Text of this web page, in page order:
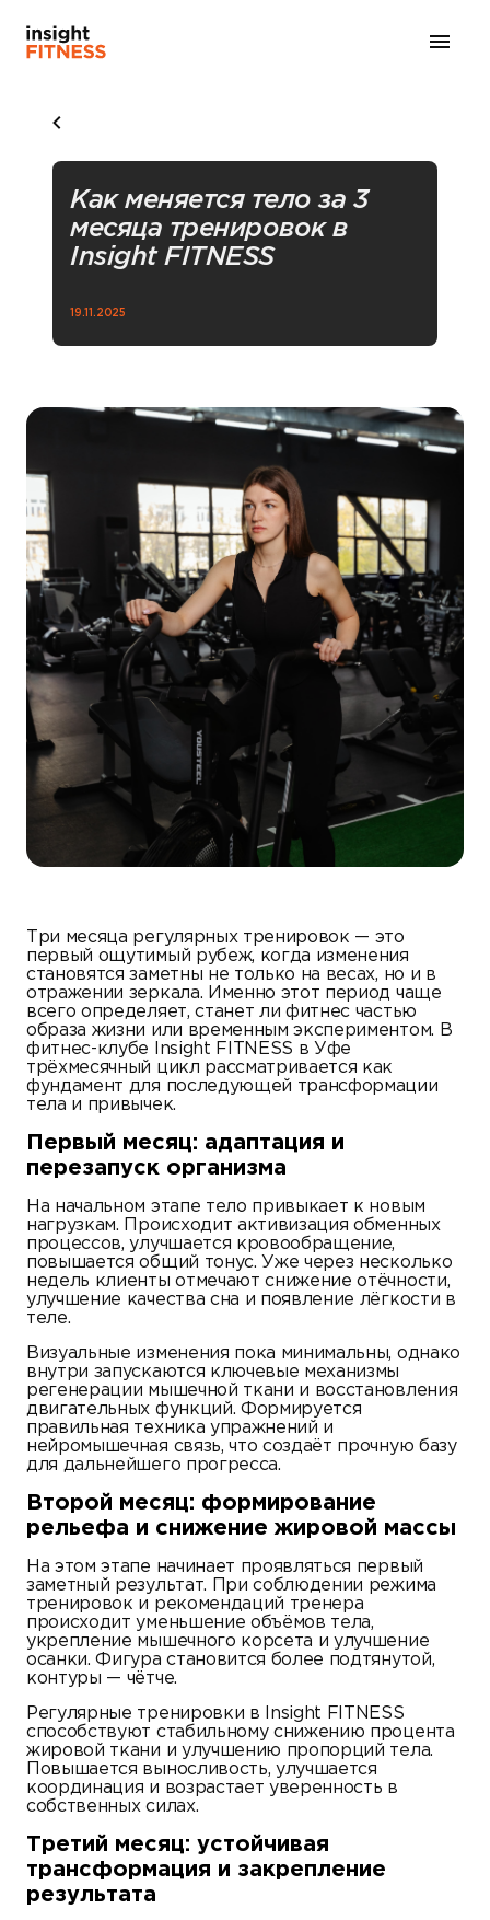
Как меняется тело за 3
месяца тренировок в
Insight FITNESS
19.11.2025
Три месяца регулярных тренировок — это
первый ощутимый рубеж, когда изменения
становятся заметны не только на весах, но и в
отражении зеркала. Именно этот период чаще
всего определяет, станет ли фитнес частью
образа жизни или временным экспериментом. В
фитнес-клубе Insight FITNESS в Уфе
трёхмесячный цикл рассматривается как
фундамент для последующей трансформации
тела и привычек.
Первый месяц: адаптация и
перезапуск организма
На начальном этапе тело привыкает к новым
нагрузкам. Происходит активизация обменных
процессов, улучшается кровообращение,
повышается общий тонус. Уже через несколько
недель клиенты отмечают снижение отёчности,
улучшение качества сна и появление лёгкости в
теле.
Визуальные изменения пока минимальны, однако
внутри запускаются ключевые механизмы
регенерации мышечной ткани и восстановления
двигательных функций. Формируется
правильная техника упражнений и
нейромышечная связь, что создаёт прочную базу
для дальнейшего прогресса.
Второй месяц: формирование
рельефа и снижение жировой массы
На этом этапе начинает проявляться первый
заметный результат. При соблюдении режима
тренировок и рекомендаций тренера
происходит уменьшение объёмов тела,
укрепление мышечного корсета и улучшение
осанки. Фигура становится более подтянутой,
контуры — чётче.
Регулярные тренировки в Insight FITNESS
способствуют стабильному снижению процента
жировой ткани и улучшению пропорций тела.
Повышается выносливость, улучшается
координация и возрастает уверенность в
собственных силах.
Третий месяц: устойчивая
трансформация и закрепление
результата